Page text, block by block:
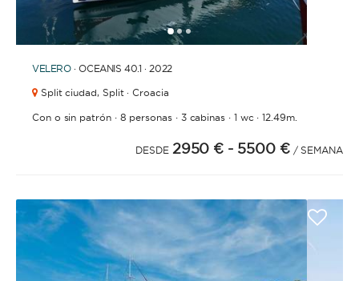
123
VELERO · OCEANIS 40.1 · 2022
Split ciudad, Split · Croacia
Con o sin patrón· 8 personas· 3 cabinas · 1 wc·12.49m.
DESDE 2950 € - 5500 € / SEMANA